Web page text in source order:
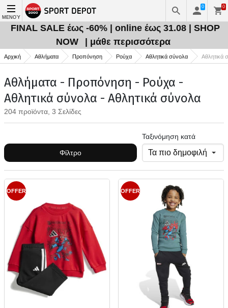
ΜΕΝΟΎ
0 0
FINAL SALE έως -60% | online έως 31.08 | SHOP
NOW
| μάθε περισσότερα
Αρχική Αθλήματα Προπόνηση Ρούχα Αθλητικά σύνολα Αθλητικά
Αθλήματα - Προπόνηση - Ρούχα -
Αθλητικά σύνολα - Αθλητικά σύνολα
204 προϊόντα, 3 Σελίδες
Φίλτρο
Ταξινόμηση κατά
OFFER OFFER